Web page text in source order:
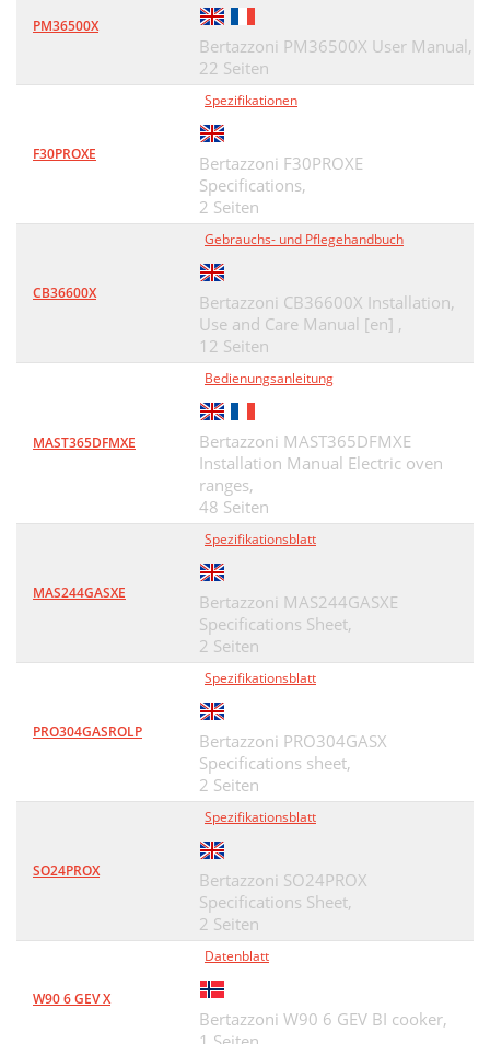
PM36500X
Bertazzoni PM36500X User Manual,
22 Seiten
F30PROXE
Spezifikationen
Bertazzoni F30PROXE
Specifications,
2 Seiten
CB36600X
Gebrauchs- und Pflegehandbuch
Bertazzoni CB36600X Installation,
Use and Care Manual [en] ,
12 Seiten
MAST365DFMXE
Bedienungsanleitung
Bertazzoni MAST365DFMXE
Installation Manual Electric oven
ranges,
48 Seiten
MAS244GASXE
Spezifikationsblatt
Bertazzoni MAS244GASXE
Specifications Sheet,
2 Seiten
PRO304GASROLP
Spezifikationsblatt
Bertazzoni PRO304GASX
Specifications sheet,
2 Seiten
SO24PROX
Spezifikationsblatt
Bertazzoni SO24PROX
Specifications Sheet,
2 Seiten
W90 6 GEV X
Datenblatt
Bertazzoni W90 6 GEV BI cooker,